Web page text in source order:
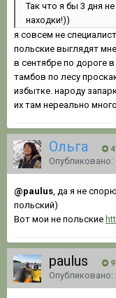
Так что я бы 3 дня
находки!))
я совсем не
польские выглядят
в сентябре по дороге
тамбов по лесу
избытке. народу
их там нереально много.
Ольга
Опубликовано:
@paulus , да я не
польский)
Вот мои не польские
paulus
Опубликовано: